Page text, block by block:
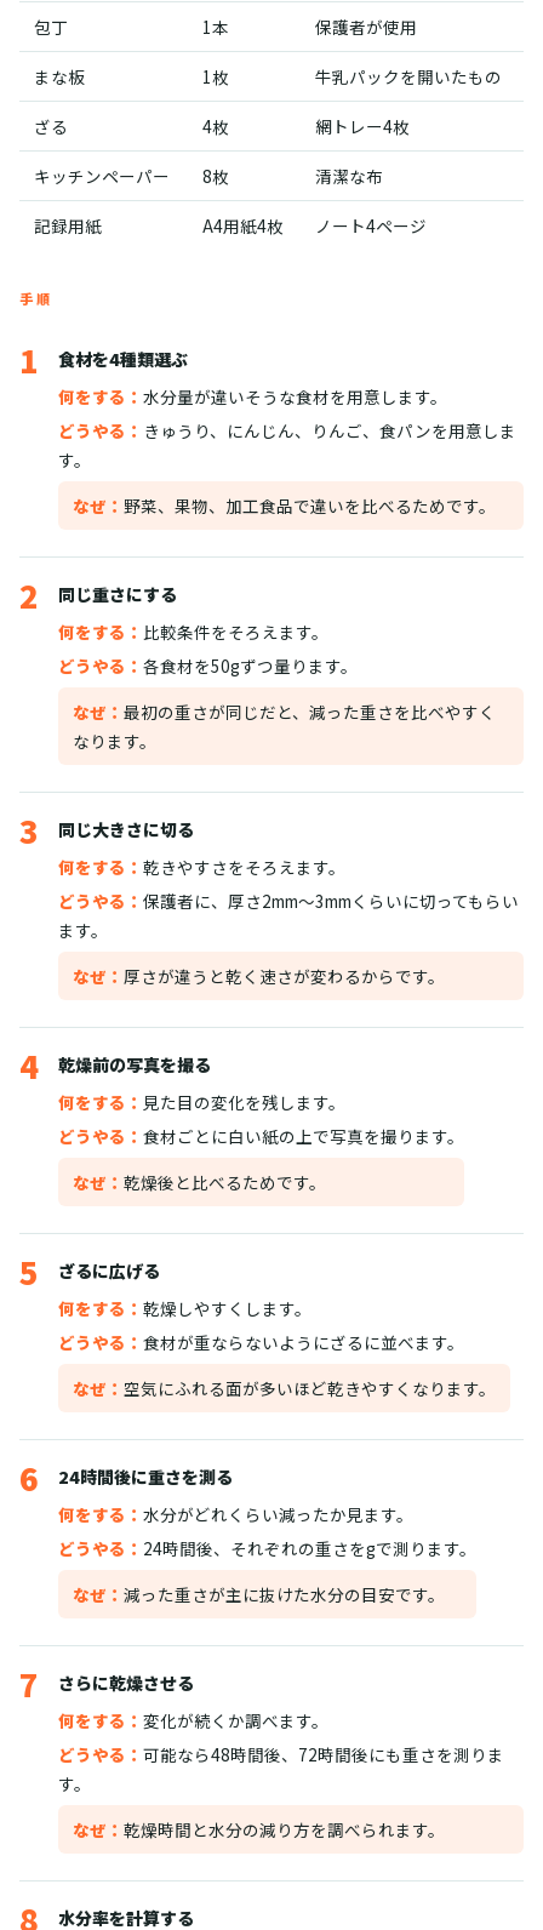
包丁 1本 保護者が使用
まな板 1枚 牛乳パックを開いたもの
ざる 4枚 網トレー4枚
キッチンペーパー 8枚 清潔な布
記録用紙 A4用紙4枚 ノート4ページ
手順
1
食材を4種類選ぶ
何をする： 水分量が違いそうな食材を用意します。
どうやる： きゅうり、にんじん、りんご、食パンを用意しま
す。
なぜ： 野菜、果物、加工食品で違いを比べるためです。
2
同じ重さにする
何をする： 比較条件をそろえます。
どうやる： 各食材を50gずつ量ります。
なぜ： 最初の重さが同じだと、減った重さを比べやすく
なります。
3
同じ大きさに切る
何をする： 乾きやすさをそろえます。
どうやる： 保護者に、厚さ2mm〜3mmくらいに切ってもらい
ます。
なぜ： 厚さが違うと乾く速さが変わるからです。
4
乾燥前の写真を撮る
何をする： 見た目の変化を残します。
どうやる： 食材ごとに白い紙の上で写真を撮ります。
なぜ： 乾燥後と比べるためです。
5
ざるに広げる
何をする： 乾燥しやすくします。
どうやる： 食材が重ならないようにざるに並べます。
なぜ： 空気にふれる面が多いほど乾きやすくなります。
6
24時間後に重さを測る
何をする： 水分がどれくらい減ったか見ます。
どうやる： 24時間後、それぞれの重さをgで測ります。
なぜ： 減った重さが主に抜けた水分の目安です。
7
さらに乾燥させる
何をする： 変化が続くか調べます。
どうやる： 可能なら48時間後、72時間後にも重さを測りま
す。
なぜ： 乾燥時間と水分の減り方を調べられます。
8 水分率を計算する